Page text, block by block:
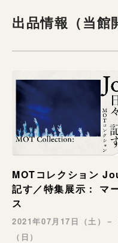
出品情報（当館
MOTコレクション
記す／特集展示： マ
ス
2021年07月17日（土）－
（日）